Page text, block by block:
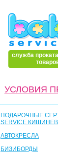
служба
УСЛОВИЯ
ПОДАРОЧНЫЕ
SERVICE КИШИНЕВ
АВТОКРЕСЛА
БИЗИБОРДЫ